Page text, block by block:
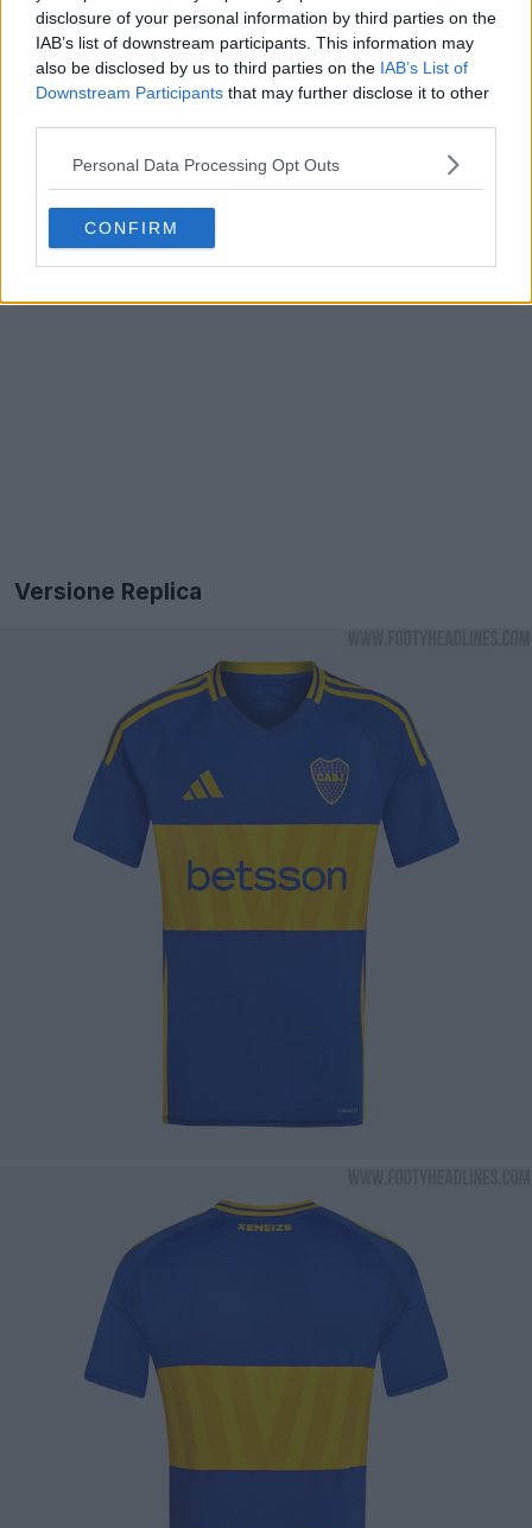
disclosure of your personal information by third parties on the
IAB’s list of downstream participants. This information may
also be disclosed by us to third parties on the IAB’s List of
Downstream Participants that may further disclose it to other
Personal Data Processing Opt Outs
CONFIRM
Versione Replica